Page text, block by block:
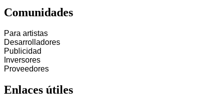
Comunidades
Para artistas
Desarrolladores
Publicidad
Inversores
Proveedores
Enlaces útiles